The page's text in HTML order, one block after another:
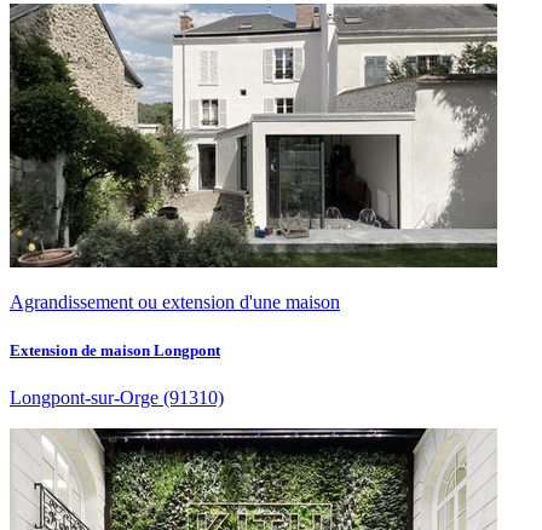
Agrandissement ou extension d'une maison
Extension de maison Longpont
Longpont-sur-Orge (91310)